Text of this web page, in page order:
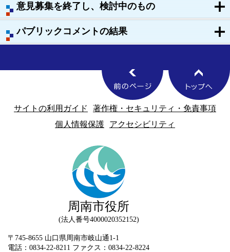
意見募集を終了し、検討中のもの
パブリックコメントの結果
サイトの利用ガイド
著作権・セキュリティ・免責事項
個人情報保護
アクセシビリティ
周南市役所
法人番号4000020352152
〒745-8655 山口県周南市岐山通1-1
電話：0834-22-8211 ファクス：0834-22-8224